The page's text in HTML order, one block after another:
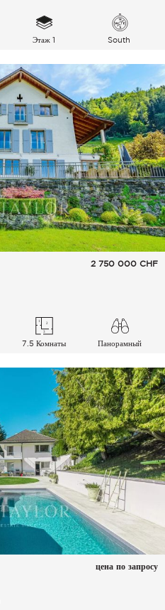
Этаж 1 South
2 750 000 CHF
7.5 Комнаты
Панорамный
местность Город Горы
цена по запросу